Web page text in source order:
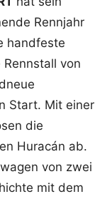
Rennjahr
handfeste
von
Start. Mit einer
die
Huracán ab.
von zwei
mit dem